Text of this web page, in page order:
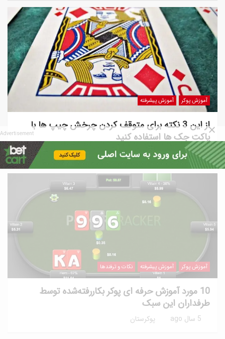
آموزش پوکر آموزش پیشرفته
از این 3 نکته برای متوقف کردن چرخش چیپ ها با
پاکت جک ها استفاده کنید
5 سال ago پوکرستان
آموزش پوکر آموزش پیشرفته نکات و ترفندها
10 مورد آموزش حرفه ای پوکر بکاررفته‌شده توسط
طرفداران این سبک
5 سال ago پوکرستان
Advertisement